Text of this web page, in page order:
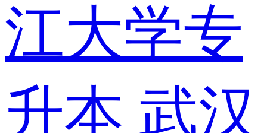
江大学专
升本 武汉